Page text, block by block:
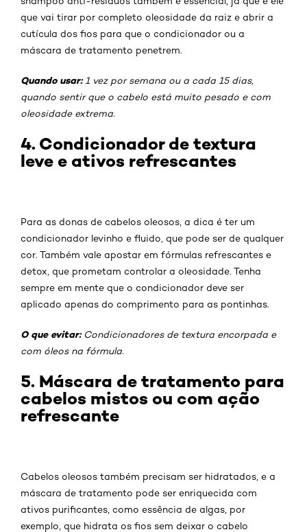
que vai tirar por completo oleosidade da raiz e abrir a
cutícula dos fios para que o condicionador ou a
máscara de tratamento penetrem.
Quando usar:1 vez por semana ou a cada 15 dias,
quando sentir que o cabelo está muito pesado e com
oleosidade extrema.
4. Condicionador de textura
leve e ativos refrescantes
Para as donas de cabelos oleosos, a dica é ter um
condicionador levinho e fluido, que pode ser de qualquer
cor. Também vale apostar em fórmulas refrescantes e
detox, que prometam controlar a oleosidade. Tenha
sempre em mente que o condicionador deve ser
aplicado apenas do comprimento para as pontinhas.
O que evitar:Condicionadores de textura encorpada e
com óleos na fórmula.
5. Máscara de tratamento para
cabelos mistos ou com ação
refrescante
Cabelos oleosos também precisam ser hidratados, e a
máscara de tratamento pode ser enriquecida com
ativos purificantes, como essência de algas, por
exemplo, que hidrata os fios sem deixar o cabelo